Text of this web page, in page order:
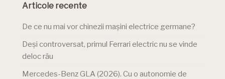
Articole recente
De ce nu mai vor chinezii mașini electrice germane?
Deși controversat, primul Ferrari electric nu se vinde
deloc rău
Mercedes-Benz GLA (2026). Cu o autonomie de